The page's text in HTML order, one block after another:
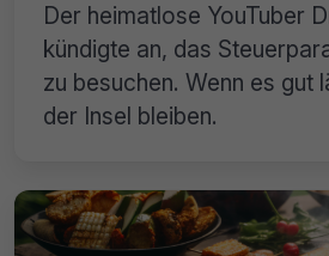
Der heimatlose YouTuber
kündigte an, das
zu besuchen. Wenn es gut
der Insel bleiben.